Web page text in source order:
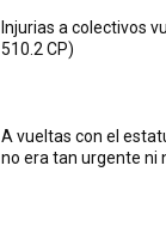
Injurias a colectivos
510.2 CP)
A vueltas con el
no era tan urgente ni